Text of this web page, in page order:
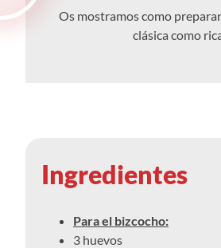
Os mostramos como
clásica como
Ingredientes
Para el bizcocho:
3 huevos